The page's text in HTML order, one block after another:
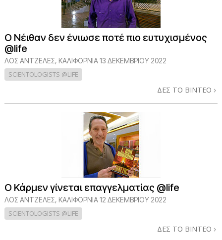
Ο Νέιθαν δεν ένιωσε ποτέ πιο ευτυχισμένος
@life
ΛΟΣ ΆΝΤΖΕΛΕΣ, ΚΑΛΙΦΌΡΝΙΑ13 ΔΕΚΕΜΒΡΙΟΥ 2022
SCIENTOLOGISTS @LIFE
ΔΕΣ ΤΟ ΒΙΝΤΕΟ
Ο Κάρμεν γίνεται επαγγελματίας @life
ΛΟΣ ΆΝΤΖΕΛΕΣ, ΚΑΛΙΦΌΡΝΙΑ12 ΔΕΚΕΜΒΡΙΟΥ 2022
SCIENTOLOGISTS @LIFE
ΔΕΣ ΤΟ ΒΙΝΤΕΟ